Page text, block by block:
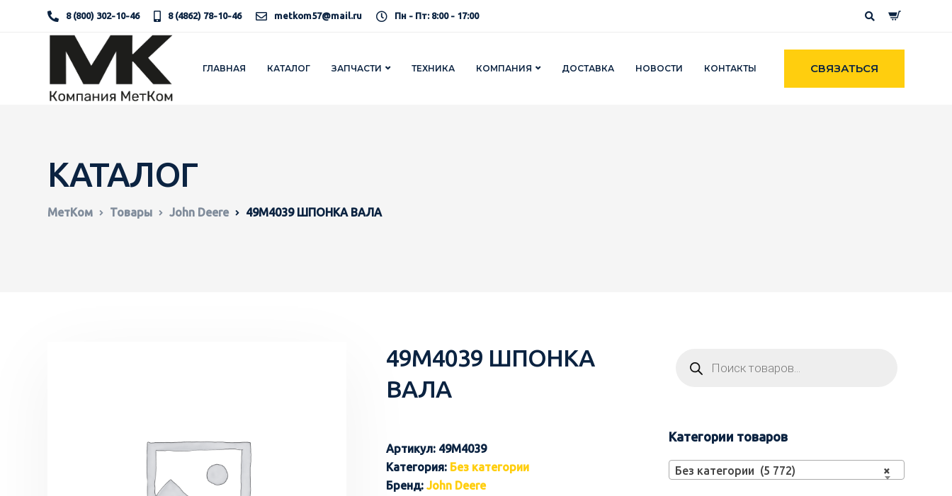
8 (800) 302-10-46 8 (4862) 78-10-46 metkom57@mail.ru Пн - Пт: 8:00 - 17:00
ГЛАВНАЯ КАТАЛОГ ЗАПЧАСТИ ТЕХНИКА КОМПАНИЯ ДОСТАВКА НОВОСТИ КОНТАКТЫ СВЯЗАТЬСЯ
КАТАЛОГ
МетКом Товары John Deere 49M4039 ШПОНКА ВАЛА
49M4039 ШПОНКА
ВАЛА
Артикул: 49M4039
Категория: Без категории
Бренд: John Deere
Категории товаров
×
Без категории (5 772)